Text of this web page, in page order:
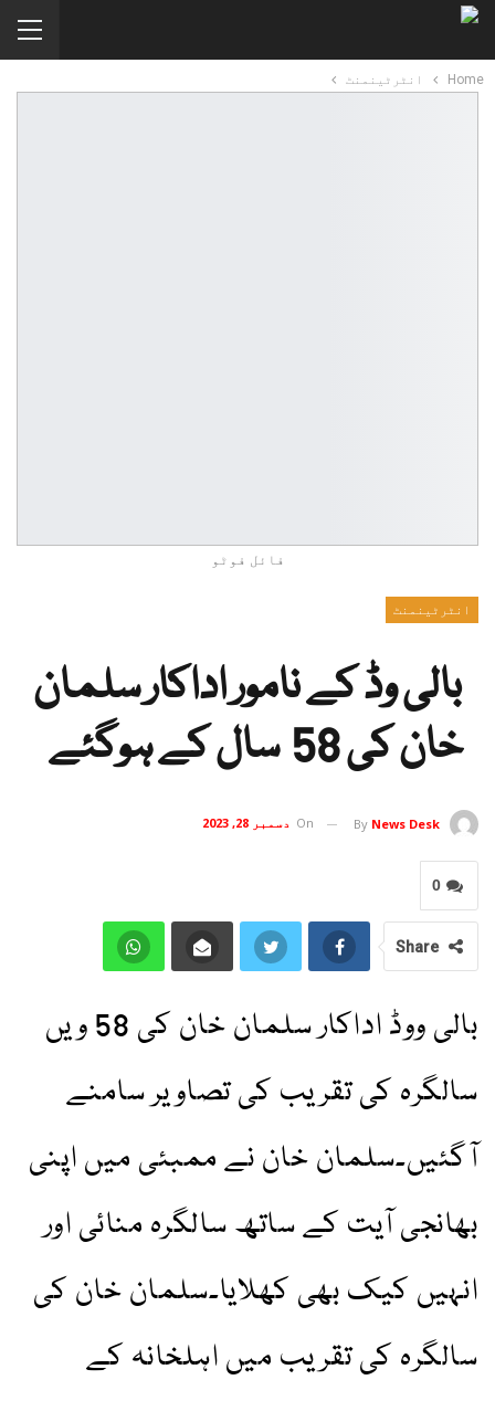
Home انٹرٹینمنٹ
فائل فوٹو
انٹرٹینمنٹ
بالی وڈ کے نامور اداکار سلمان
خان کی 58 سال کے ہوگئے
By News Desk
On دسمبر 28, 2023
0
Share
بالی ووڈ اداکار سلمان خان کی 58 ویں
سالگرہ کی تقریب کی تصاویر سامنے
آگئیں۔سلمان خان نے ممبئی میں اپنی
بھانجی آیت کے ساتھ سالگرہ منائی اور
انہیں کیک بھی کھلایا۔سلمان خان کی
سالگرہ کی تقریب میں اہلخانہ کے